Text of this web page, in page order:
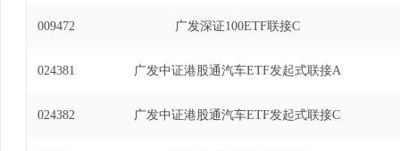
22日)、广发恒生科技指数证券投资基金（QDII
2023年12月13日)、广发美国房地产指数证券投
2023年3月8日至2024年3月30日)。
009472 广发深证100ETF联接C
024381 广发中证港股通汽车ETF发起式联接A
024382 广发中证港股通汽车ETF发起式联接C